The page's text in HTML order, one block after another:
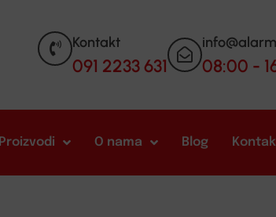
Kontakt
091 2233 631 08:00 -
Proizvodi O nama Blog